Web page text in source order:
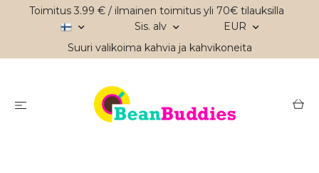
Toimitus 3.99 € / ilmainen toimitus yli 70€ tilauksilla
Sis. alv
EUR
Suuri valikoima kahvia ja kahvikoneita